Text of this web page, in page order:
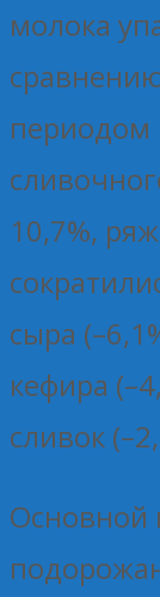
молока
периодом
10,7%,
сыра
кефира
сливок
Основной